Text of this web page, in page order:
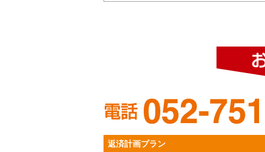
返済計画プラン